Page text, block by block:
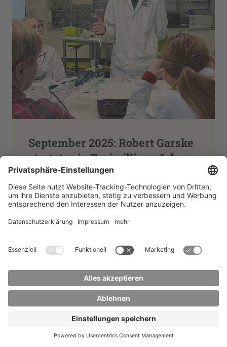
September 2025: Robert Garske
startet sein Freiwilliges Jahr
(FJN) an der HSZG
Seit dem 1. September 2025 absolviert
Robert Garske aus Dresden sein
Freiwilliges Jahr in Wissenschaft, Technik
Hochschule Zittau/Görlitz.